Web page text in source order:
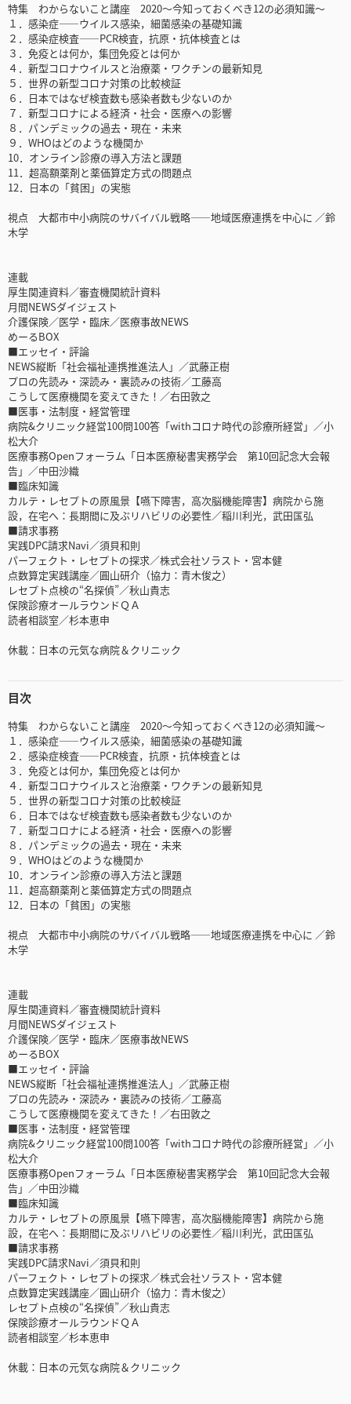
特集 わからないこと講座 2020～今知っておくべき12の必須知識～
１．感染症――ウイルス感染，細菌感染の基礎知識
２．感染症検査――PCR検査，抗原・抗体検査とは
３．免疫とは何か，集団免疫とは何か
４．新型コロナウイルスと治療薬・ワクチンの最新知見
５．世界の新型コロナ対策の比較検証
６．日本ではなぜ検査数も感染者数も少ないのか
７．新型コロナによる経済・社会・医療への影響
８．パンデミックの過去・現在・未来
９．WHOはどのような機関か
10．オンライン診療の導入方法と課題
11．超高額薬剤と薬価算定方式の問題点
12．日本の「貧困」の実態
視点 大都市中小病院のサバイバル戦略――地域医療連携を中心に ／鈴
木学
連載
厚生関連資料／審査機関統計資料
月間NEWSダイジェスト
介護保険／医学・臨床／医療事故NEWS
めーるBOX
■エッセイ・評論
NEWS縦断「社会福祉連携推進法人」／武藤正樹
プロの先読み・深読み・裏読みの技術／工藤高
こうして医療機関を変えてきた！／右田敦之
■医事・法制度・経営管理
病院&クリニック経営100問100答「withコロナ時代の診療所経営」／小
松大介
医療事務Openフォーラム「日本医療秘書実務学会 第10回記念大会報
告」／中田沙織
■臨床知識
カルテ・レセプトの原風景【嚥下障害，高次脳機能障害】病院から施
設，在宅へ：長期間に及ぶリハビリの必要性／稲川利光，武田匤弘
■請求事務
実践DPC請求Navi／須貝和則
パーフェクト・レセプトの探求／株式会社ソラスト・宮本健
点数算定実践講座／圓山研介（協力：青木俊之）
レセプト点検の“名探偵”／秋山貴志
保険診療オールラウンドＱＡ
読者相談室／杉本恵申
休載：日本の元気な病院＆クリニック
目次
特集 わからないこと講座 2020～今知っておくべき12の必須知識～
１．感染症――ウイルス感染，細菌感染の基礎知識
２．感染症検査――PCR検査，抗原・抗体検査とは
３．免疫とは何か，集団免疫とは何か
４．新型コロナウイルスと治療薬・ワクチンの最新知見
５．世界の新型コロナ対策の比較検証
６．日本ではなぜ検査数も感染者数も少ないのか
７．新型コロナによる経済・社会・医療への影響
８．パンデミックの過去・現在・未来
９．WHOはどのような機関か
10．オンライン診療の導入方法と課題
11．超高額薬剤と薬価算定方式の問題点
12．日本の「貧困」の実態
視点 大都市中小病院のサバイバル戦略――地域医療連携を中心に ／鈴
木学
連載
厚生関連資料／審査機関統計資料
月間NEWSダイジェスト
介護保険／医学・臨床／医療事故NEWS
めーるBOX
■エッセイ・評論
NEWS縦断「社会福祉連携推進法人」／武藤正樹
プロの先読み・深読み・裏読みの技術／工藤高
こうして医療機関を変えてきた！／右田敦之
■医事・法制度・経営管理
病院&クリニック経営100問100答「withコロナ時代の診療所経営」／小
松大介
医療事務Openフォーラム「日本医療秘書実務学会 第10回記念大会報
告」／中田沙織
■臨床知識
カルテ・レセプトの原風景【嚥下障害，高次脳機能障害】病院から施
設，在宅へ：長期間に及ぶリハビリの必要性／稲川利光，武田匤弘
■請求事務
実践DPC請求Navi／須貝和則
パーフェクト・レセプトの探求／株式会社ソラスト・宮本健
点数算定実践講座／圓山研介（協力：青木俊之）
レセプト点検の“名探偵”／秋山貴志
保険診療オールラウンドＱＡ
読者相談室／杉本恵申
休載：日本の元気な病院＆クリニック